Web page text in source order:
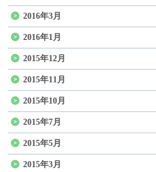
2016年3月
2016年1月
2015年12月
2015年11月
2015年10月
2015年7月
2015年5月
2015年3月